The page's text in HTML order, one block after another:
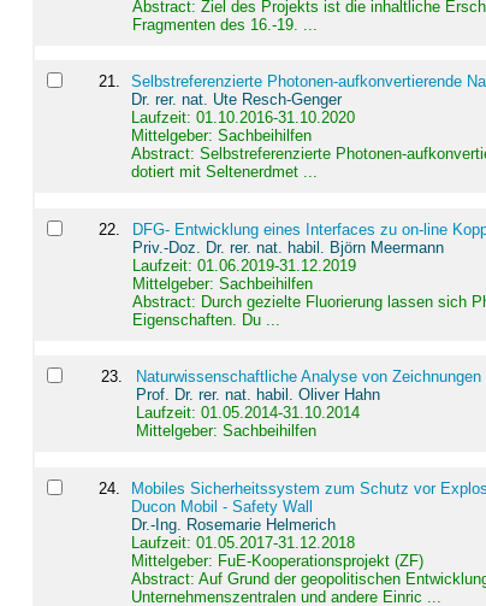
Abstract: Ziel des Projekts ist die inhaltliche
Fragmenten des 16.-19. ...
21.
Selbstreferenzierte Photonen-aufkonvertierende
Dr. rer. nat. Ute Resch-Genger
Laufzeit: 01.10.2016-31.10.2020
Mittelgeber: Sachbeihilfen
Abstract:Selbstreferenzierte Photonen-
dotiert mit Seltenerdmet ...
22
DFG- Entwicklung eines Interfaces zu on-line
Priv.-Doz. Dr. rer. nat. habil. Björn Meermann
Laufzeit: 01.06.2019-31.12.2019
Mittelgeber: Sachbeihilfen
Abstract: Durch gezielte Fluorierung lassen sich
Eigenschaften. Du ...
23.
Naturwissenschaftliche Analyse von
Prof. Dr. rer. nat. habil. Oliver Hahn
Laufzeit: 01.05.2014-31.10.2014
Mittelgeber: Sachbeihilfen
24.
Mobiles Sicherheitssystem zum Schutz vor
Ducon Mobil - Safety Wall
Dr.-Ing. Rosemarie Helmerich
Laufzeit: 01.05.2017-31.12.2018
Mittelgeber: FuE-Kooperationsprojekt (ZF)
Abstract:Auf Grund der geopolitischen
Unternehmenszentralen und andere Einric ...